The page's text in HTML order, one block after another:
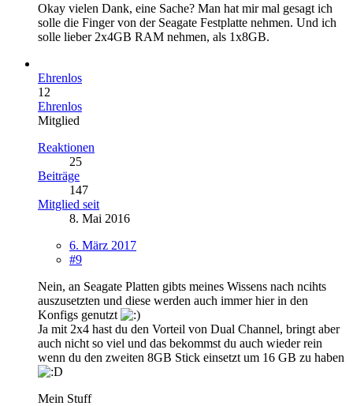
Okay vielen Dank, eine Sache? Man hat mir mal gesagt ich
solle die Finger von der Seagate Festplatte nehmen. Und ich
solle lieber 2x4GB RAM nehmen, als 1x8GB.
Ehrenlos
12
Ehrenlos
Mitglied
Reaktionen
25
Beiträge
147
Mitglied seit
8. Mai 2016
6. März 2017
#9
Nein, an Seagate Platten gibts meines Wissens nach ncihts
auszusetzten und diese werden auch immer hier in den
Konfigs genutzt
Ja mit 2x4 hast du den Vorteil von Dual Channel, bringt aber
auch nicht so viel und das bekommst du auch wieder rein
wenn du den zweiten 8GB Stick einsetzt um 16 GB zu haben
Mein Stuff